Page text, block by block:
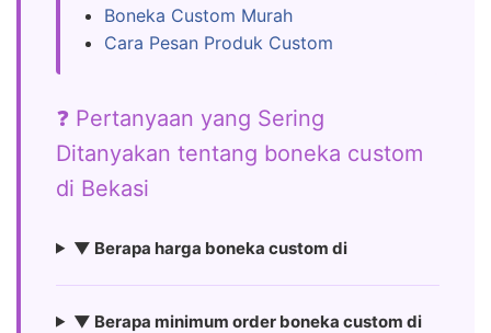
Boneka Custom Murah
Cara Pesan Produk Custom
❓ Pertanyaan yang Sering
Ditanyakan tentang boneka custom
di Bekasi
▼ Berapa harga boneka custom di
▼ Berapa minimum order boneka custom di